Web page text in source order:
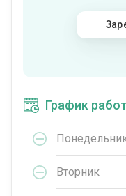
График
Вторник